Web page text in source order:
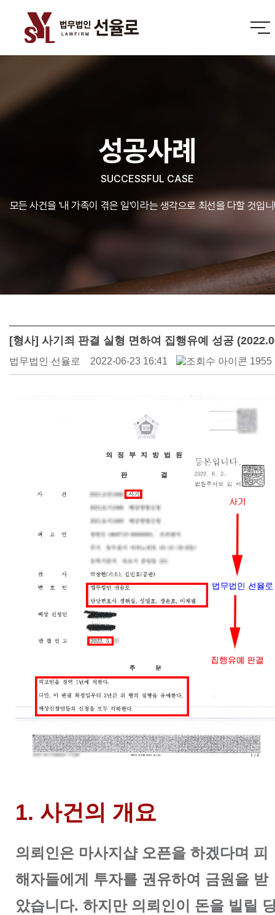
성공사례
SUCCESSFUL CASE
모든 사건을 '내 가족이 겪은 일'이라는 생각으로 최선을 다할 것입
[형사] 사기죄 판결 실형 면하여 집행유예 성공
법무법인 선율로 2022-06-23 16:41 1955
1. 사건의 개요
의뢰인은 마사지샵 오픈을 하겠다며 피
해자들에게 투자를 권유하여 금원을 받
았습니다. 하지만 의뢰인이 돈을 빌릴